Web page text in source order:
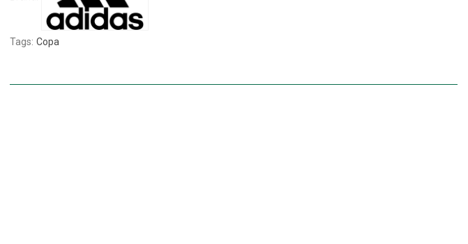
Tags: Copa